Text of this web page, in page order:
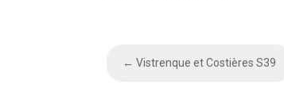
←Vistrenque et Costières S39